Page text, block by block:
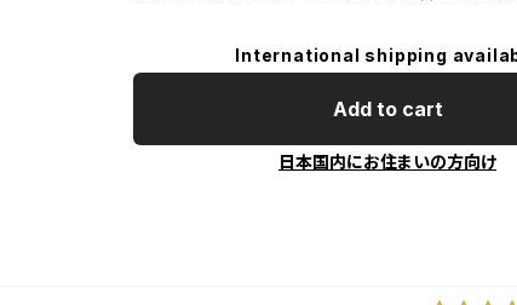
International shipping
Add to cart
日本国内にお住まいの方向け